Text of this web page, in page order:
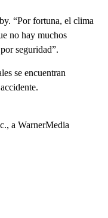
“Por fortuna, el clima
no hay muchos
seguridad”.
se encuentran
a WarnerMedia